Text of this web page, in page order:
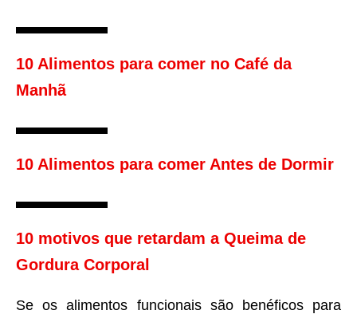
10 Alimentos para comer no Café da
Manhã
10 Alimentos para comer Antes de Dormir
10 motivos que retardam a Queima de
Gordura Corporal
Se os alimentos funcionais são benéficos para